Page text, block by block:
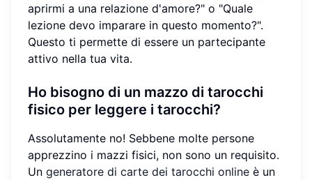
aprirmi a una relazione d'amore?" o "Quale
lezione devo imparare in questo momento?".
Questo ti permette di essere un partecipante
attivo nella tua vita.
Ho bisogno di un mazzo di tarocchi
fisico per leggere i tarocchi?
Assolutamente no! Sebbene molte persone
apprezzino i mazzi fisici, non sono un requisito.
Un generatore di carte dei tarocchi online è un